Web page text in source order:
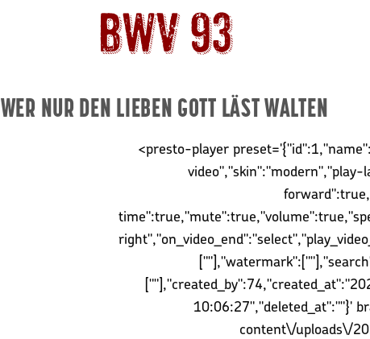
BWV 93
WER NUR DEN LIEBEN GOTT LÄST WALTEN
<presto-player
10:06:27","deleted_at":""}'
content\/uploads\/